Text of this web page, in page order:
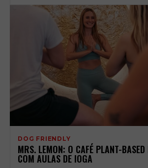
DOG FRIENDLY
MRS. LEMON: O CAFÉ PLANT-BASED
COM AULAS DE IOGA